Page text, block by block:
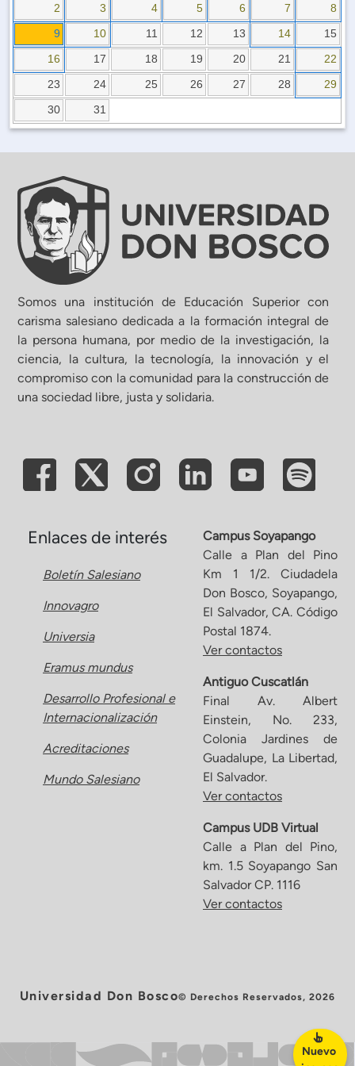
Capacitación Institucional
Estructura organizativa
Académica
Secretaría General
de Gestión Institucional
de Administración y Finanzas
Calidad Académica
Políticas institucionales
Acreditaciones
Boletín de noticias
Publicaciones
2
3 4 5 6 7
8
9
10 11 12 13 14
15
16
17 18 19 20 21
22
23
24 25 26 27 28
29
30
31
Nuevo
Somos una institución de Educación Superior con
carisma salesiano dedicada a la formación integral de
la persona humana, por medio de la investigación, la
ciencia, la cultura, la tecnología, la innovación y el
compromiso con la comunidad para la construcción de
una sociedad libre, justa y solidaria.
Enlaces de interés
Boletín Salesiano
Innovagro
Universia
Eramus mundus
Desarrollo Profesional e
Internacionalización
Acreditaciones
Mundo Salesiano
Campus Soyapango
Calle a Plan del Pino
Km 1 1/2. Ciudadela
Don Bosco, Soyapango,
El Salvador, CA. Código
Postal 1874.
Ver contactos
Antiguo Cuscatlán
Final Av. Albert
Einstein, No. 233,
Colonia Jardines de
Guadalupe, La Libertad,
El Salvador.
Ver contactos
Campus UDB Virtual
Calle a Plan del Pino,
km. 1.5 Soyapango San
Salvador CP. 1116
Ver contactos
Universidad Don Bosco© Derechos Reservados, 2026